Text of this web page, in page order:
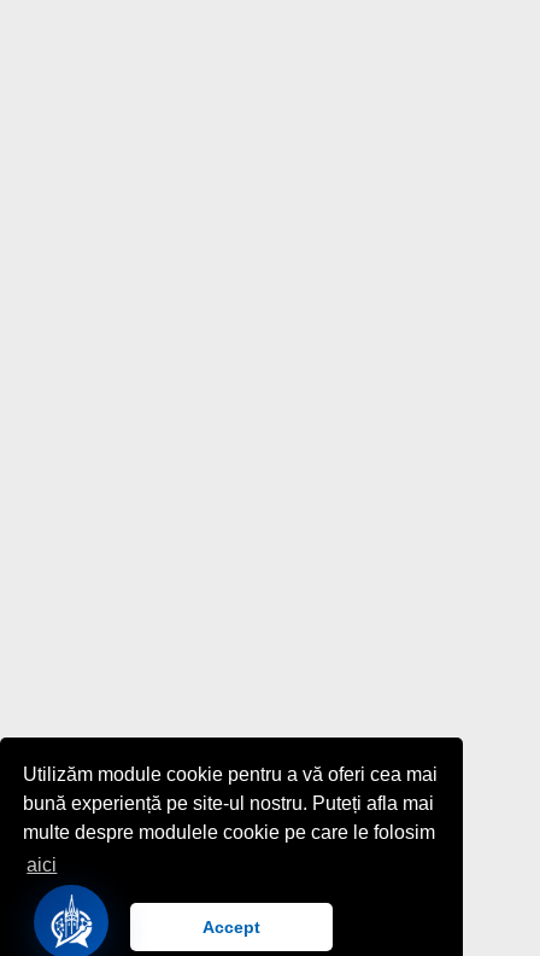
Utilizăm module cookie pentru a vă oferi cea mai
bună experiență pe site-ul nostru. Puteți afla mai
multe despre modulele cookie pe care le folosim
aici
Accept